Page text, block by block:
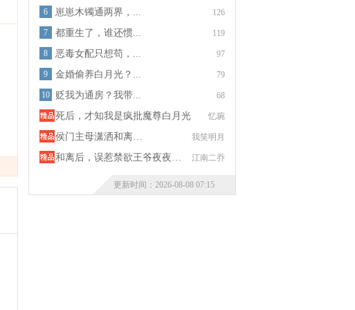
126
6 崽崽木镯通两界，...
119
7 都重生了，谁还惯...
97
8 恶毒女配只想苟，...
79
9 金婚偷养白月光？...
68
10 贬我为通房？我带...
忆琬
死后，才知我是疯批魔尊白月光
我笑明月
侯门主母潇洒和离…
江南二乔
和离后，误惹禁欲王爷夜夜…
更新时间：2026-08-08 07:15